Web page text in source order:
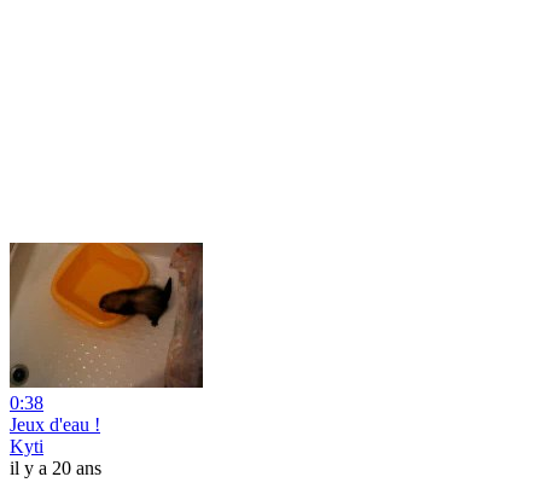
0:38
Jeux d'eau !
Kyti
il y a 20 ans